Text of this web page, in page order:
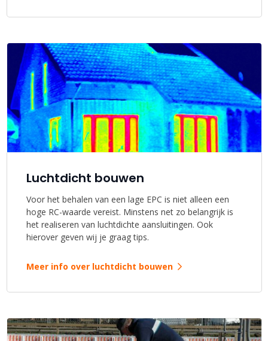
Luchtdicht bouwen
Voor het behalen van een lage EPC is niet alleen een
hoge RC-waarde vereist. Minstens net zo belangrijk is
het realiseren van luchtdichte aansluitingen. Ook
hierover geven wij je graag tips.
Meer info over luchtdicht bouwen